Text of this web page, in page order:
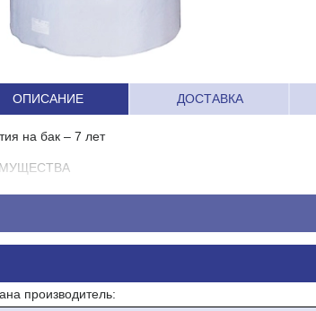
ОПИСАНИЕ ДОСТАВКА
на бак – 7 лет
стальной бак с рабочим давлением 10
люк
анод
производитель: